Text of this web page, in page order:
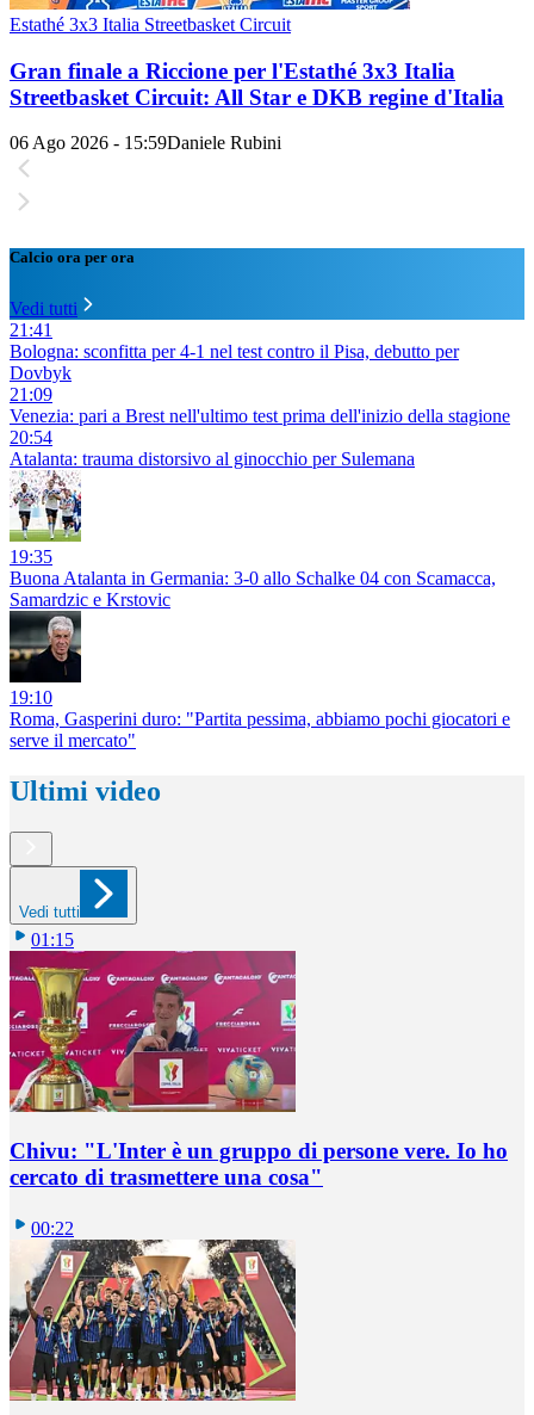
Estathé 3x3 Italia Streetbasket Circuit
Gran finale a Riccione per l'Estathé 3x3 Italia
Streetbasket Circuit: All Star e DKB regine d'Italia
06 Ago 2026 - 15:59Daniele Rubini
Calcio ora per ora
Vedi tutti
21:41
Bologna: sconfitta per 4-1 nel test contro il Pisa, debutto per
Dovbyk
21:09
Venezia: pari a Brest nell'ultimo test prima dell'inizio della stagione
20:54
Atalanta: trauma distorsivo al ginocchio per Sulemana
19:35
Buona Atalanta in Germania: 3-0 allo Schalke 04 con Scamacca,
Samardzic e Krstovic
19:10
Roma, Gasperini duro: "Partita pessima, abbiamo pochi giocatori e
serve il mercato"
Ultimi video
Vedi tutti
01:15
Chivu: "L'Inter è un gruppo di persone vere. Io ho
cercato di trasmettere una cosa"
00:22